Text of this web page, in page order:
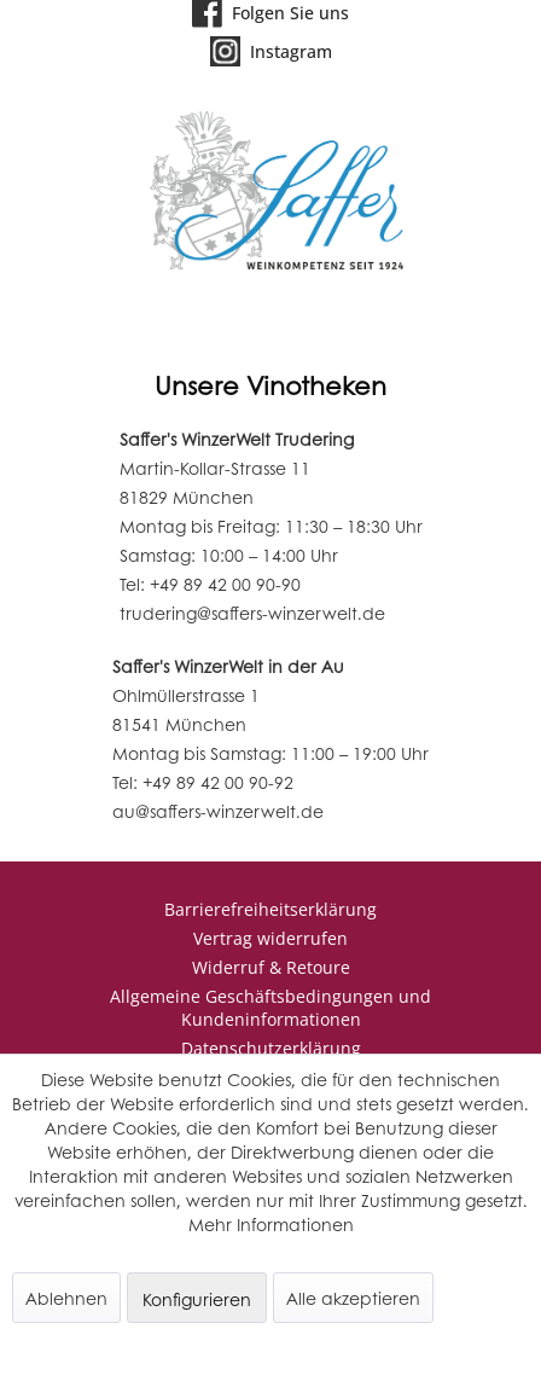
Folgen Sie uns
Instagram
Unsere Vinotheken
Saffer's WinzerWelt Trudering
Martin-Kollar-Strasse 11
81829 München
Montag bis Freitag: 11:30 – 18:30 Uhr
Samstag: 10:00 – 14:00 Uhr
Tel: +49 89 42 00 90-90
trudering@saffers-winzerwelt.de
Saffer's WinzerWelt in der Au
Ohlmüllerstrasse 1
81541 München
Montag bis Samstag: 11:00 – 19:00 Uhr
Tel: +49 89 42 00 90-92
au@saffers-winzerwelt.de
Barrierefreiheitserklärung
Vertrag widerrufen
Widerruf & Retoure
Allgemeine Geschäftsbedingungen und
Kundeninformationen
Datenschutzerklärung
Impressum
* Wir behalten uns vor den Jahrgang auszuwählen, sollten mehrere
Jahrgänge verfügbar sein.
© Saffers WinzerWelt - alle Rechte vorbehalten
Diese Website benutzt Cookies, die für den technischen
Betrieb der Website erforderlich sind und stets gesetzt werden.
Andere Cookies, die den Komfort bei Benutzung dieser
Website erhöhen, der Direktwerbung dienen oder die
Interaktion mit anderen Websites und sozialen Netzwerken
vereinfachen sollen, werden nur mit Ihrer Zustimmung gesetzt.
Mehr Informationen
Ablehnen Alle akzeptieren
Konfigurieren